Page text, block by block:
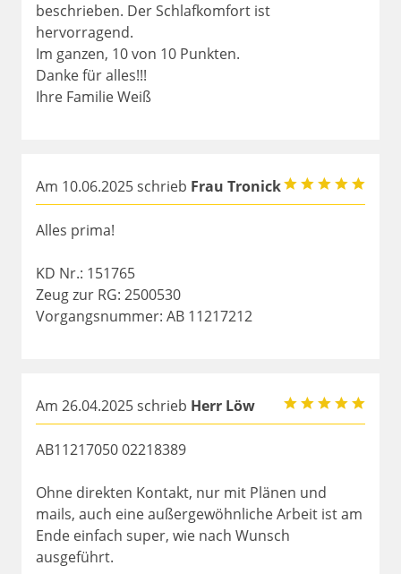
beschrieben. Der Schlafkomfort ist
hervorragend.
Im ganzen, 10 von 10 Punkten.
Danke für alles!!!
Ihre Familie Weiß
Am 10.06.2025 schrieb Frau Tronick
Alles prima!
KD Nr.: 151765
Zeug zur RG: 2500530
Vorgangsnummer: AB 11217212
Am 26.04.2025 schrieb Herr Löw
AB11217050 02218389
Ohne direkten Kontakt, nur mit Plänen und
mails, auch eine außergewöhnliche Arbeit ist am
Ende einfach super, wie nach Wunsch
ausgeführt.